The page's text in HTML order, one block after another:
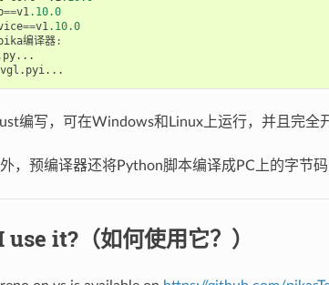
==v1.10.0
==v1.10.0
编译器:
py...
. pyi...
编写，可在Windows和Linux上运行，并且完全
，预编译器还将Python脚本编译成PC上的字节
it?（如何使用它？）